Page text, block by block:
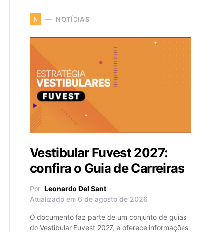
N NOTÍCIAS
Vestibular Fuvest 2027:
confira o Guia de Carreiras
Por Leonardo Del Sant
Atualizado em 6 de agosto de 2026
O documento faz parte de um conjunto de guias
do Vestibular Fuvest 2027, e oferece informações